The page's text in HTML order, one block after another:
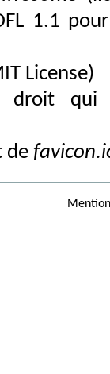
1.1
License)
droit qui
de